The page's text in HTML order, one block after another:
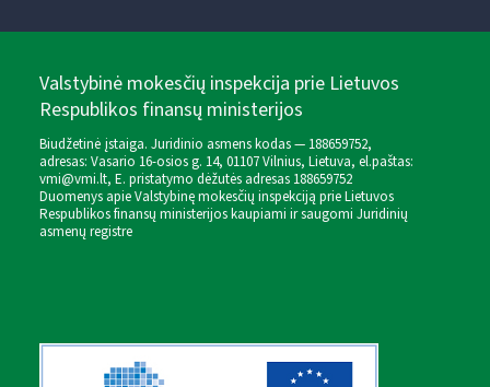
Valstybinė mokesčių inspekcija prie Lietuvos
Respublikos finansų ministerijos
Biudžetinė įstaiga. Juridinio asmens kodas — 188659752,
adresas: Vasario 16-osios g. 14, 01107 Vilnius, Lietuva, el.paštas:
vmi@vmi.lt, E. pristatymo dėžutės adresas 188659752
Duomenys apie Valstybinę mokesčių inspekciją prie Lietuvos
Respublikos finansų ministerijos kaupiami ir saugomi Juridinių
asmenų registre